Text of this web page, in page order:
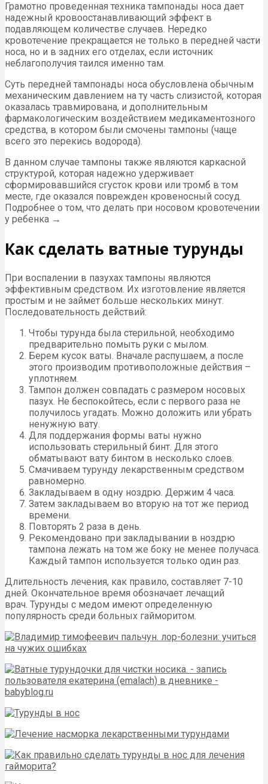
Грамотно проведенная техника тампонады носа дает
надежный кровоостанавливающий эффект в
подавляющем количестве случаев. Нередко
кровотечение прекращается не только в передней части
носа, но и в задних его отделах, если источник
неблагополучия таился именно там.
Суть передней тампонады носа обусловлена обычным
механическим давлением на ту часть слизистой, которая
оказалась травмирована, и дополнительным
фармакологическим воздействием медикаментозного
средства, в котором были смочены тампоны (чаще
всего это перекись водорода).
В данном случае тампоны также являются каркасной
структурой, которая надежно удерживает
сформировавшийся сгусток крови или тромб в том
месте, где оказался поврежден кровеносный сосуд.
Подробнее о том, что делать при носовом кровотечении
у ребенка →
Как сделать ватные турунды
При воспалении в пазухах тампоны являются
эффективным средством. Их изготовление является
простым и не займет больше нескольких минут.
Последовательность действий:
Чтобы турунда была стерильной, необходимо
предварительно помыть руки с мылом.
Берем кусок ваты. Вначале распушаем, а после
этого производим противоположные действия –
уплотняем.
Тампон должен совпадать с размером носовых
пазух. Не беспокойтесь, если с первого раза не
получилось угадать. Можно доложить или убрать
ненужную вату.
Для поддержания формы ваты нужно
использовать стерильный бинт. Для этого
обматывают вату бинтом в несколько слоев.
Смачиваем турунду лекарственным средством
равномерно.
Закладываем в одну ноздрю. Держим 4 часа.
Затем закладываем во вторую на тот же период
времени.
Повторять 2 раза в день.
Рекомендовано при закладывании в ноздрю
тампона лежать на том же боку не менее получаса.
Каждый тампон используется только один раз.
Длительность лечения, как правило, составляет 7-10
дней. Окончательное время обозначает лечащий
врач. Турунды с медом имеют определенную
популярность среди больных гайморитом.